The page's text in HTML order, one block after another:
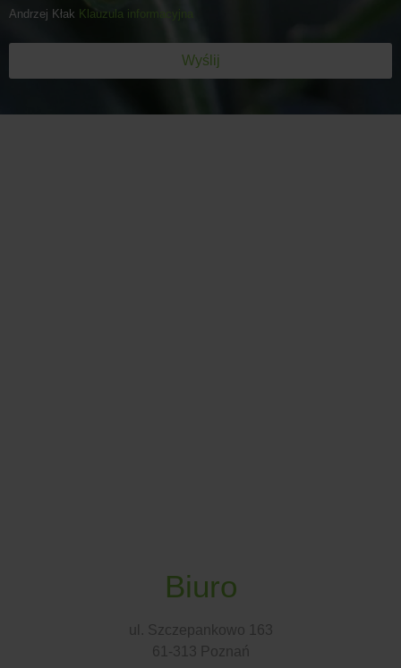
Andrzej Kłak Klauzula informacyjna
Wyślij
Biuro
ul. Szczepankowo 163
61-313 Poznań